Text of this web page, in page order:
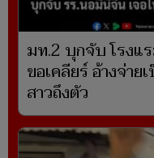
มท.2 บุกจับ โรงแ
ขอเคลียร์ อ้างจ่า
สาวถึงตัว